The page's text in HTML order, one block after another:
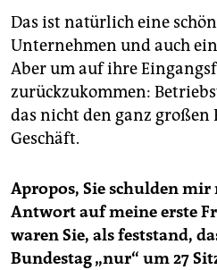
Das ist natürlich eine
Unternehmen und auch
Aber um auf ihre
zurückzukommen:
das nicht den ganz großen
Geschäft.
Apropos, Sie schulden
Antwort auf meine erste
waren Sie, als feststand,
Bundestag „nur“ um 27